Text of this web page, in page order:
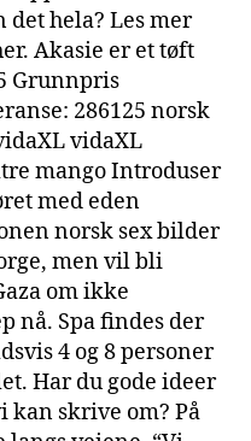
hela? Les mer
Akasie er et tøft
Grunnpris
286125 norsk
vidaXL
mango Introduser
med eden
norsk sex bilder
men vil bli
om ikke
nå. Spa findes der
4 og 8 personer
Har du gode ideer
skrive om? På